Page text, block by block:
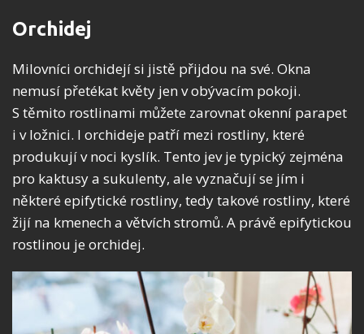
Orchidej
Milovníci orchidejí si jistě přijdou na své. Okna
nemusí přetékat květy jen v obývacím pokoji.
S těmito rostlinami můžete zarovnat okenní parapet
i v ložnici. I orchideje patří mezi rostliny, které
produkují v noci kyslík. Tento jev je typický zejména
pro kaktusy a sukulenty, ale vyznačují se jím i
některé epifytické rostliny, tedy takové rostliny, které
žijí na kmenech a větvích stromů. A právě epifytickou
rostlinou je orchidej.